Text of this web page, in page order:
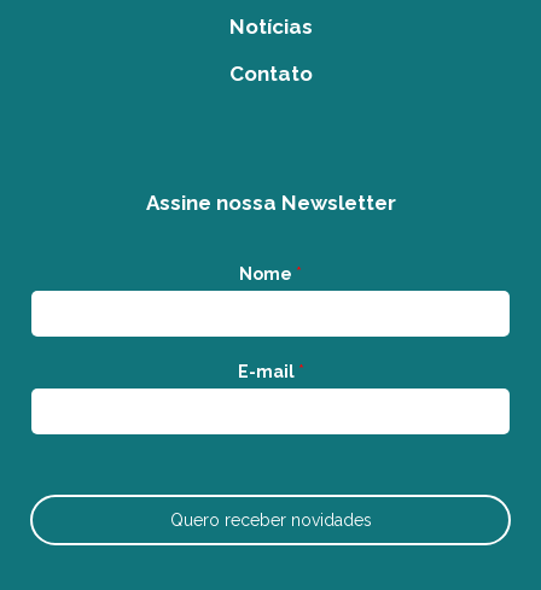
Notícias
Contato
Assine nossa Newsletter
Nome *
E-mail *
Quero receber novidades